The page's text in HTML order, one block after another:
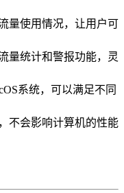
量使用情况，让用户可
量统计和警报功能，灵
系统，可以满足不同
不会影响计算机的性能